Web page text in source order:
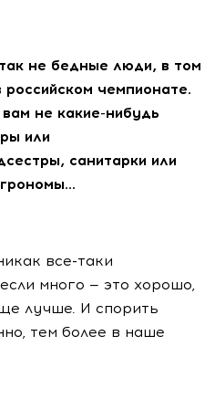
не бедные люди, в том
российском чемпионате.
не какие-нибудь
или
санитарки или
все-таки
много — это хорошо,
лучше. И спорить
тем более в наше